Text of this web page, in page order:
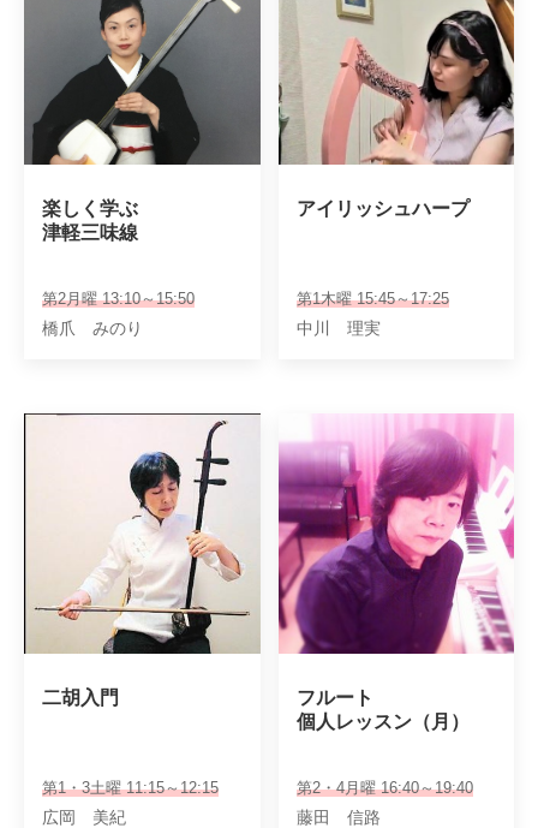
楽しく学ぶ
津軽三味線
第2月曜 13:10～15:50
橋爪 みのり
アイリッシュハープ
第1木曜 15:45～17:25
中川 理実
二胡入門
第1・3土曜 11:15～12:15
広岡 美紀
フルート
個人レッスン（月）
第2・4月曜 16:40～19:40
藤田 信路